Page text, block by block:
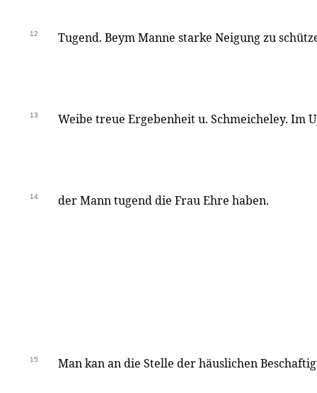
12 Tugend. Beym Manne starke Neigung zu
13 Weibe treue Ergebenheit u. Schmeicheley. Im
14 der Mann tugend die Frau Ehre haben.
15 Man kan an die Stelle der häuslichen